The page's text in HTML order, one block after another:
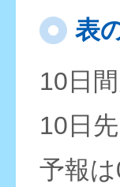
表
10日
10日
予報